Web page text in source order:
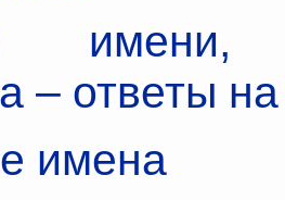
имени,
– ответы
имена